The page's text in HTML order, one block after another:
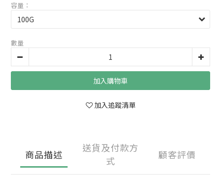
容量：
數量
加入購物車
加入追蹤清單
商品描述
送貨及付款方
式
顧客評價